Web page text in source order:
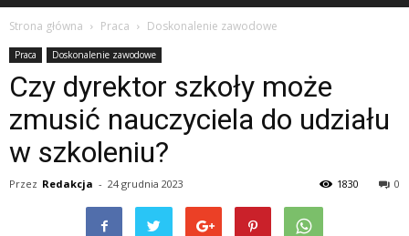
Strona główna Praca Doskonalenie zawodowe
Praca Doskonalenie zawodowe
Czy dyrektor szkoły może
zmusić nauczyciela do udziału
w szkoleniu?
Przez Redakcja - 24 grudnia 2023 0
1830